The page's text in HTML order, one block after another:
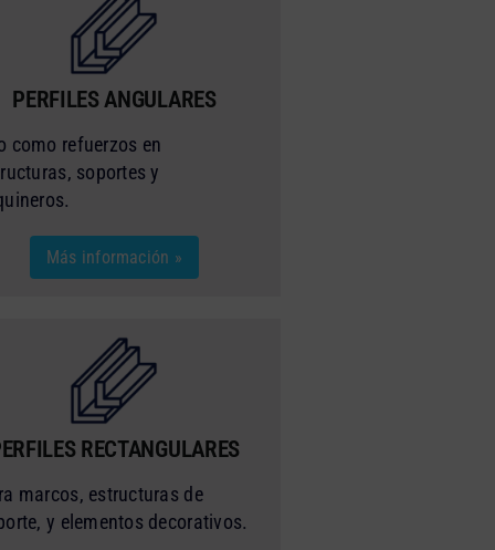
PERFILES ANGULARES
como refuerzos en
soportes y
Más información »
RECTANGULARES
marcos, estructuras de
y elementos decorativos.